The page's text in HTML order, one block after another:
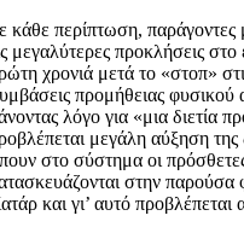
κάθε περίπτωση,
μεγαλύτερες προκλήσεις
χρονιά μετά το «στοπ»
προμήθειας φυσικού
λόγο για «μια διετία
μεγάλη αύξηση
στο σύστημα οι
στην
και γι’ αυτό